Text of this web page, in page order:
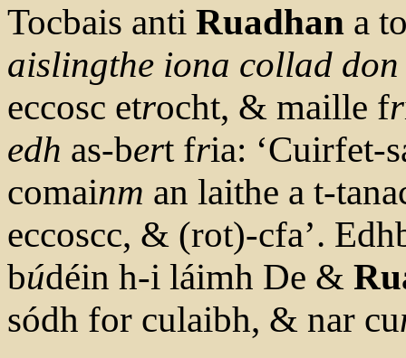
Tocbais anti Ruadhan a
aislingthe iona collad
eccosc etrocht, & maille fr
edh as-bert fria: ‘Cuirfet-
comainm an laithe a t-
eccoscc, & (rot)-cfa’.
búdéin h-i láimh De &
sódh for culaibh, & nar cu